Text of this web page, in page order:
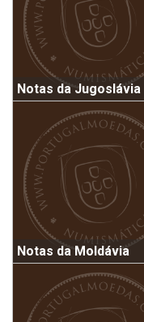
Notas da Jugoslávia
Notas da Moldávia